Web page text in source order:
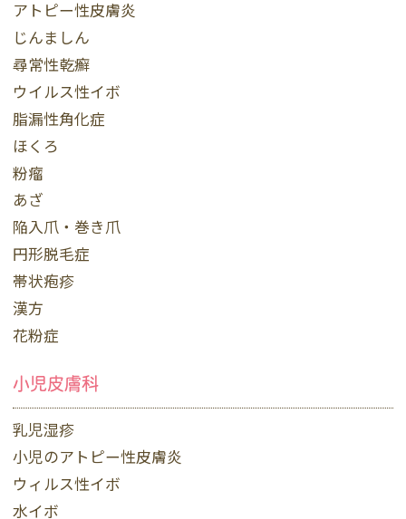
アトピー性皮膚炎
じんましん
尋常性乾癬
ウイルス性イボ
脂漏性角化症
ほくろ
粉瘤
あざ
陥入爪・巻き爪
円形脱毛症
帯状疱疹
漢方
花粉症
小児皮膚科
乳児湿疹
小児のアトピー性皮膚炎
ウィルス性イボ
水イボ